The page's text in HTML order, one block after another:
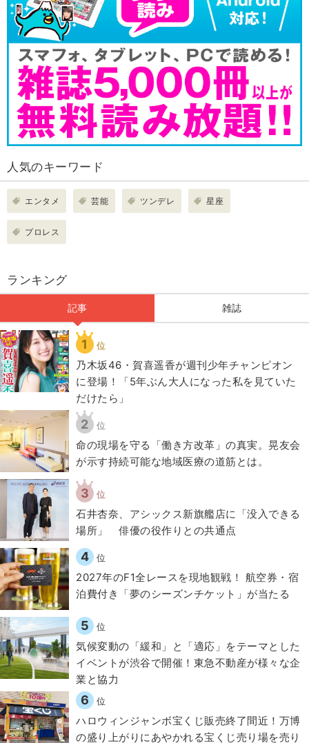
人気のキーワード
エンタメ 芸能 ツンデレ 星座
プロレス
ランキング
記事 雑誌
1 位
乃木坂46・賀喜遥香が週刊少年チャンピオン
に登場！「5年ぶん大人になった私を見ていた
だけたら」
2 位
​命の現場を守る「働き方改革」の真実。晃友会
が示す持続可能な地域医療の道筋とは。
3 位
石井杏奈、アシックス新旗艦店に「没入できる
場所」 俳優の役作りとの共通点
4 位
2027年のF1全レースを現地観戦！ 航空券・宿
泊費付き「夢のシーズンチケット」が当たる
5 位
気候変動の「緩和」と「適応」をテーマとした
イベントが渋谷で開催！東急不動産が様々な企
業と協力
6 位
ハロウィンジャンボ宝くじ販売終了間近！万博
の盛り上がりにあやかれる宝くじ売り場を売り